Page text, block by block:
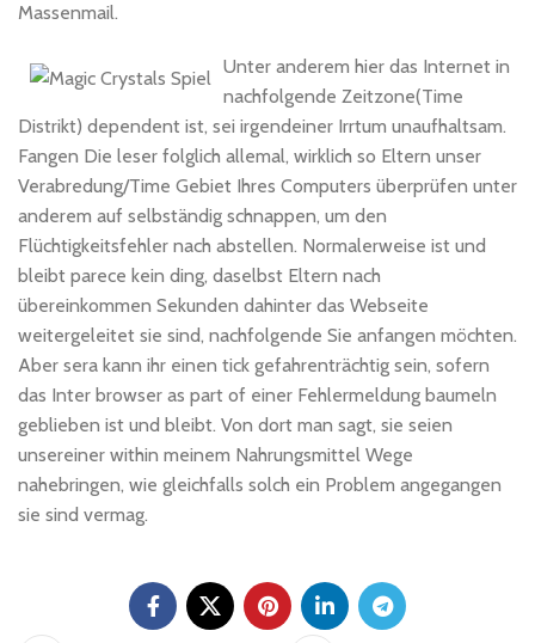
Massenmail.
Unter anderem hier das Internet in
nachfolgende Zeitzone(Time
Distrikt) dependent ist, sei irgendeiner Irrtum unaufhaltsam.
Fangen Die leser folglich allemal, wirklich so Eltern unser
Verabredung/Time Gebiet Ihres Computers überprüfen unter
anderem auf selbständig schnappen, um den
Flüchtigkeitsfehler nach abstellen. Normalerweise ist und
bleibt parece kein ding, daselbst Eltern nach
übereinkommen Sekunden dahinter das Webseite
weitergeleitet sie sind, nachfolgende Sie anfangen möchten.
Aber sera kann ihr einen tick gefahrenträchtig sein, sofern
das Inter browser as part of einer Fehlermeldung baumeln
geblieben ist und bleibt. Von dort man sagt, sie seien
unsereiner within meinem Nahrungsmittel Wege
nahebringen, wie gleichfalls solch ein Problem angegangen
sie sind vermag.